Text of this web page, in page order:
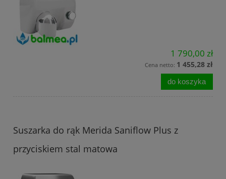
1 790,00 zł
Cena netto: 1 455,28 zł
do koszyka
Suszarka do rąk Merida Saniflow Plus z
przyciskiem stal matowa